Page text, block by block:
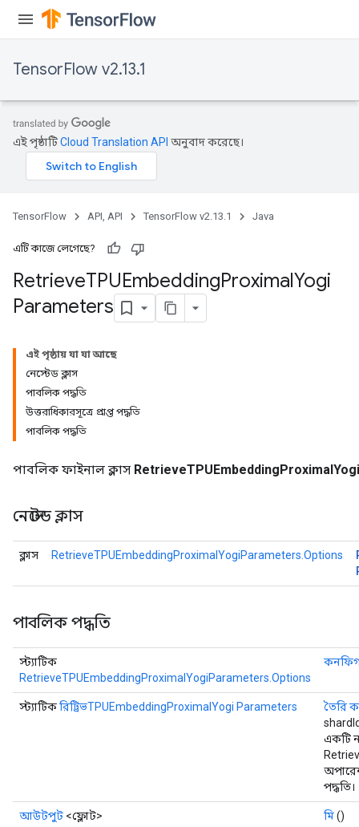
TensorFlow v2.13.1
এই পৃষ্ঠাটিCloud Translation API অনুবাদ করেছে।
TensorFlow API, API TensorFlow v2.13.1 Java
এটি কাজে লেগেছে?
RetrieveTPUEmbeddingProximalYogi
Parameters
এই পৃষ্ঠায় যা যা আছে
নেস্টেড ক্লাস
পাবলিক পদ্ধতি
উত্তরাধিকারসূত্রে প্রাপ্ত পদ্ধতি
পাবলিক পদ্ধতি
পাবলিক ফাইনাল ক্লাস
নেস্টেড ক্লাস
ক্লাস RetrieveTPUEmbeddingProximalYogiParameters.Options
পাবলিক পদ্ধতি
স্ট্যাটিক
RetrieveTPUEmbeddingProximalYogiParameters.Options
স্ট্যাটিকরিট্রিভTPUEmbeddingProximalYogi Parameters
তৈরি
একটি
পদ্ধতি।
আউটপুট <ফ্লোট> মি()